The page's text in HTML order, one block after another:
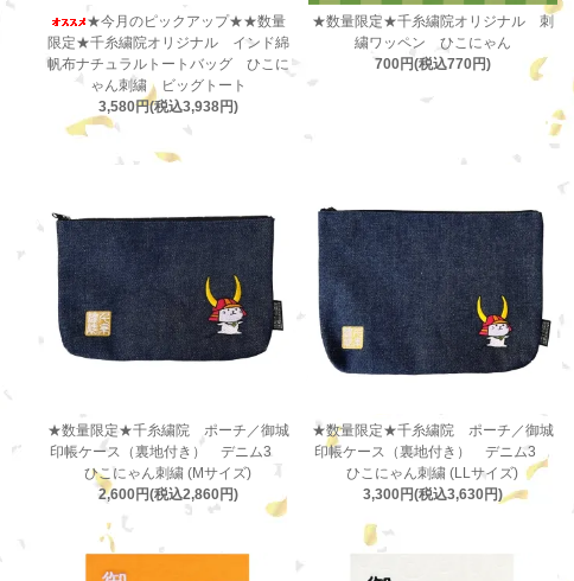
★今月のピックアップ★★数量
限定★千糸繍院オリジナル インド綿
帆布ナチュラルトートバッグ ひこに
ゃん刺繍 ビッグトート
3,580円(税込3,938円)
★数量限定★千糸繍院オリジナル 刺
繍ワッペン ひこにゃん
700円(税込770円)
★数量限定★千糸繍院 ポーチ／御城
印帳ケース（裏地付き） デニム3
ひこにゃん刺繍 (Mサイズ)
2,600円(税込2,860円)
★数量限定★千糸繍院 ポーチ／御城
印帳ケース（裏地付き） デニム3
ひこにゃん刺繍 (LLサイズ)
3,300円(税込3,630円)